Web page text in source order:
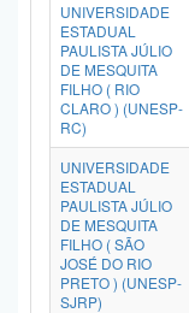
UNIVERSIDADE
ESTADUAL
PAULISTA JÚLIO
DE MESQUITA
FILHO ( RIO
CLARO ) (UNESP-
RC)
UNIVERSIDADE
ESTADUAL
PAULISTA JÚLIO
DE MESQUITA
FILHO ( SÃO
JOSÉ DO RIO
PRETO ) (UNESP-
SJRP)